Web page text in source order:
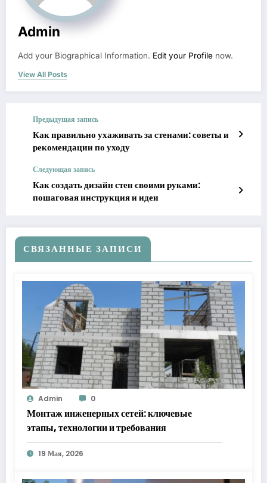
Admin
Add your Biographical Information. Edit your Profile now.
View All Posts
Предыдущая запись
Как правильно ухаживать за стенами: советы и
рекомендации по уходу
Следующая запись
Как создать дизайн стен своими руками:
пошаговая инструкция и идеи
СВЯЗАННЫЕ ЗАПИСИ
Admin 0
Монтаж инженерных сетей: ключевые
этапы, технологии и требования
19 Мая, 2026